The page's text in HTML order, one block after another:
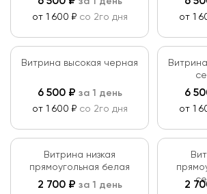
Металл
Стекло
Применить
от 1 600 ₽ со 2го дня
от 1
Витрина высокая черная
6 500₽ за 1 день
от 1 600 ₽ со 2го дня
6
от 1
Витрина низкая
прямоугольная белая
2 700₽ за 1 день
2